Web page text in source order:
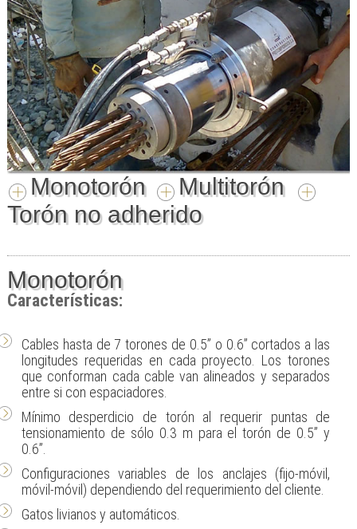
Monotorón
Multitorón
Torón no adherido
Monotorón
Características:
Cables hasta de 7 torones de 0.5” o 0.6” cortados a las
longitudes requeridas en cada proyecto. Los torones
que conforman cada cable van alineados y separados
entre si con espaciadores.
Mínimo desperdicio de torón al requerir puntas de
tensionamiento de sólo 0.3 m para el torón de 0.5” y
0.6”.
Configuraciones variables de los anclajes (fijo-móvil,
móvil-móvil) dependiendo del requerimiento del cliente.
Gatos livianos y automáticos.